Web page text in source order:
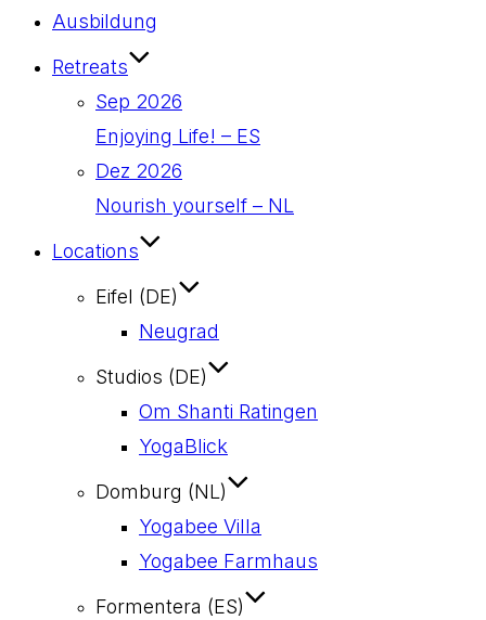
Ausbildung
Retreats
Sep 2026
Enjoying Life! – ES
Dez 2026
Nourish yourself – NL
Locations
Eifel (DE)
Neugrad
Studios (DE)
Om Shanti Ratingen
YogaBlick
Domburg (NL)
Yogabee Villa
Yogabee Farmhaus
Formentera (ES)